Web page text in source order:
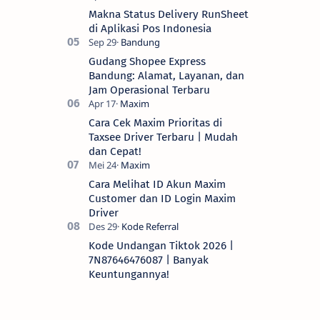
Makna Status Delivery RunSheet
di Aplikasi Pos Indonesia
Gudang Shopee Express
Bandung: Alamat, Layanan, dan
Jam Operasional Terbaru
Cara Cek Maxim Prioritas di
Taxsee Driver Terbaru | Mudah
dan Cepat!
Cara Melihat ID Akun Maxim
Customer dan ID Login Maxim
Driver
Kode Undangan Tiktok 2026 |
7N87646476087 | Banyak
Keuntungannya!